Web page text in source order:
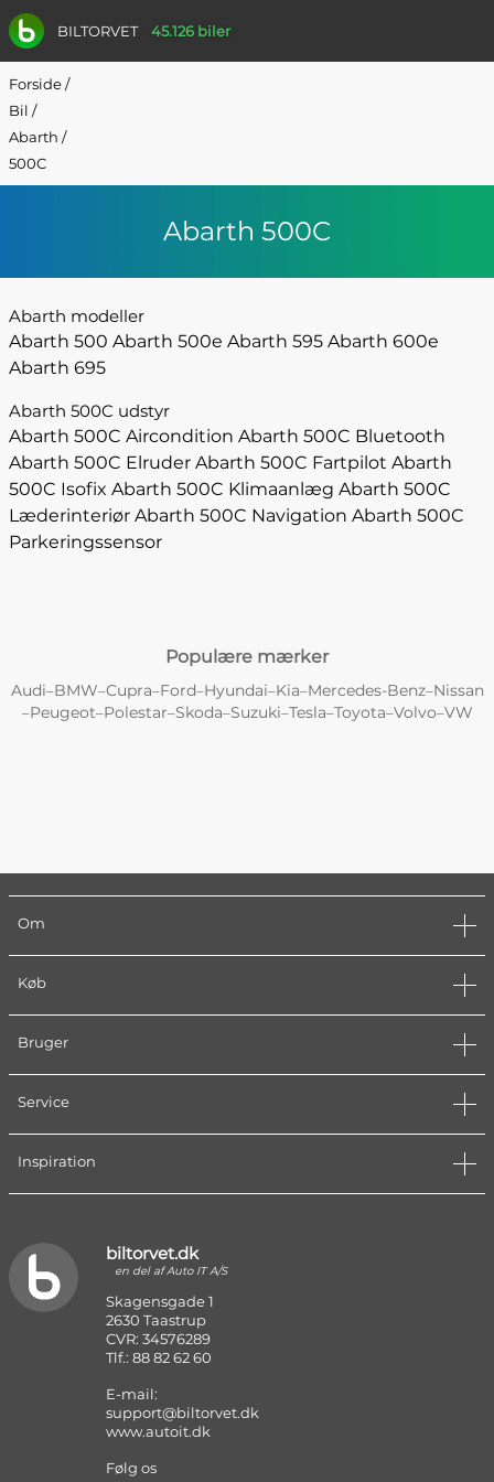
BILTORVET 45.126 biler
Forside/
Bil /
Abarth /
500C
Abarth 500C
Abarth modeller
Abarth 500 Abarth 500e Abarth 595 Abarth 600e
Abarth 695
Abarth 500C udstyr
Abarth 500C Aircondition Abarth 500C Bluetooth
Abarth 500C Elruder Abarth 500C Fartpilot Abarth
500C Isofix Abarth 500C Klimaanlæg Abarth 500C
Læderinteriør Abarth 500C Navigation Abarth 500C
Parkeringssensor
Populære mærker
Audi–BMW–Cupra–Ford–Hyundai–Kia–Mercedes-Benz–Nissan
–Peugeot–Polestar–Skoda–Suzuki–Tesla–Toyota–Volvo–VW
Om
Køb
Bruger
Service
Inspiration
biltorvet.dk
en del af Auto IT A/S
Skagensgade 1
2630 Taastrup
CVR: 34576289
Tlf.: 88 82 62 60
E-mail:
support@biltorvet.dk
www.autoit.dk
Følg os